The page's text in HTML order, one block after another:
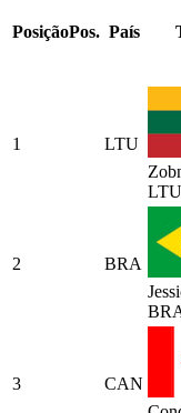
PosiçãoPos. País
1
LTU
LTU
2
BRA
3
CAN